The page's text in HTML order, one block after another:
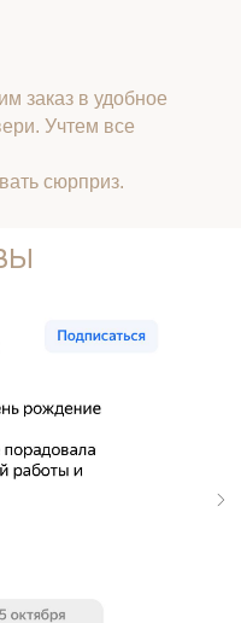
заказ в удобное
Учтем все
сюрприз.